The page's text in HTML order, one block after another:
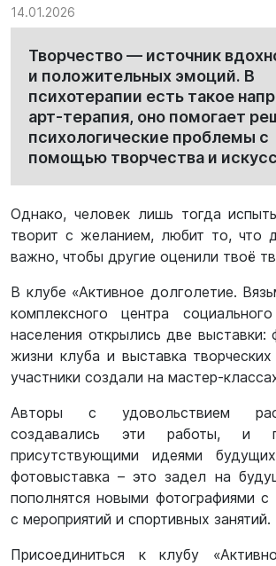
14.01.2026
Творчество — источник
и положительных эмоций. В
психотерапии есть такое
арт-терапия, оно помогает
психологические проблемы с
помощью творчества и
Однако, человек лишь тогда
творит с желанием, любит то, что
важно, чтобы другие оценили твоё
В клубе «Активное долголетие.
комплексного центра
населения открылись две выставки:
жизни клуба и выставка
участники создали на мастер-
Авторы с удовольствием
создавались эти работы, и
присутствующими идеями
фотовыставка – это задел на
пополнятся новыми фотографиями
с мероприятий и спортивных занятий.
Присоединиться к клубу